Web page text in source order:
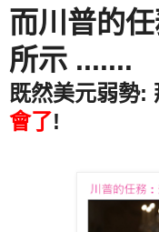
而川普的
所示 .......
既然美元弱勢:
會了!